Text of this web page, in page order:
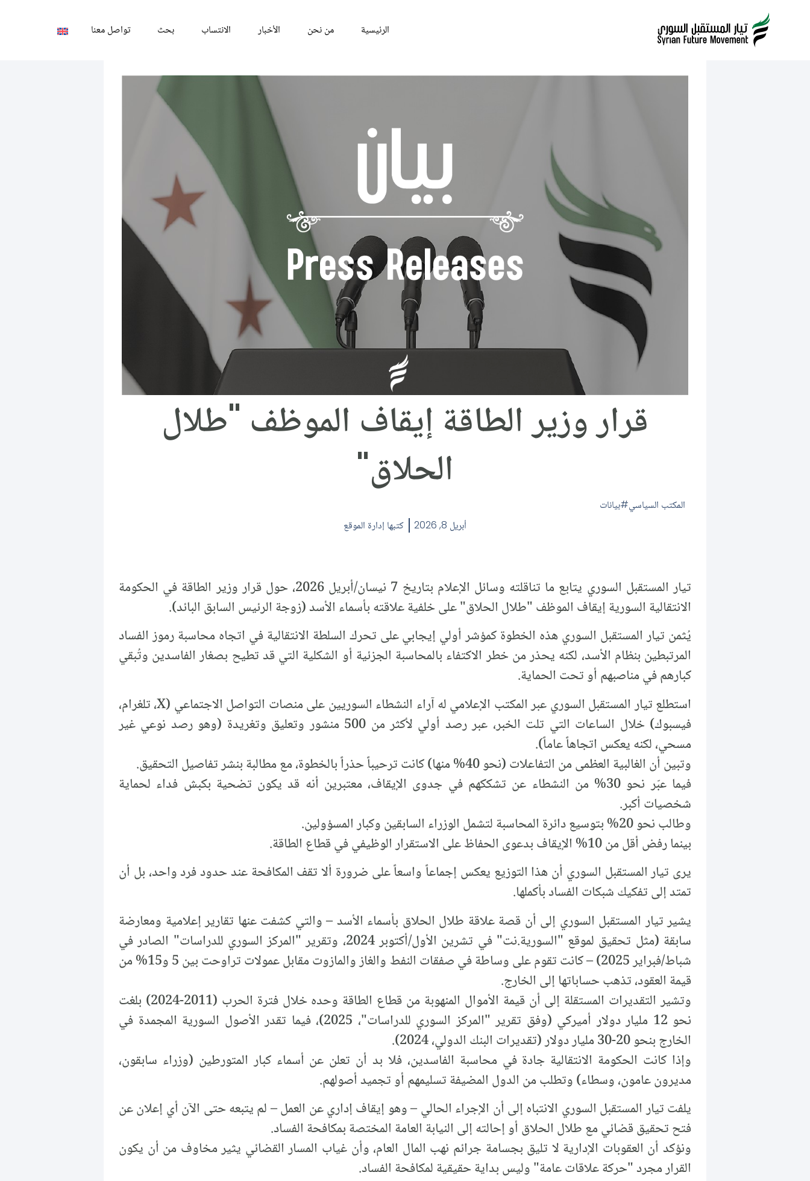
الرئيسية من نحن الأخبار الانتساب بحث تواصل معنا
قرار وزير الطاقة إيقاف الموظف "طلال
الحلاق"
المكتب السياسي
بيانات
أبريل 8, 2026
كتبها إدارة الموقع
تيار المستقبل السوري يتابع ما تناقلته وسائل الإعلام بتاريخ 7 نيسان/أبريل 2026، حول قرار وزير الطاقة في الحكومة
الانتقالية السورية إيقاف الموظف "طلال الحلاق" على خلفية علاقته بأسماء الأسد (زوجة الرئيس السابق البائد).
يُثمن تيار المستقبل السوري هذه الخطوة كمؤشر أولي إيجابي على تحرك السلطة الانتقالية في اتجاه محاسبة رموز الفساد
المرتبطين بنظام الأسد، لكنه يحذر من خطر الاكتفاء بالمحاسبة الجزئية أو الشكلية التي قد تطيح بصغار الفاسدين وتُبقي
كبارهم في مناصبهم أو تحت الحماية.
استطلع تيار المستقبل السوري عبر المكتب الإعلامي له آراء النشطاء السوريين على منصات التواصل الاجتماعي (X، تلغرام،
فيسبوك) خلال الساعات التي تلت الخبر، عبر رصد أولي لأكثر من 500 منشور وتعليق وتغريدة (وهو رصد نوعي غير
مسحي، لكنه يعكس اتجاهاً عاماً).
وتبين أن الغالبية العظمى من التفاعلات (نحو 40% منها) كانت ترحيباً حذراً بالخطوة، مع مطالبة بنشر تفاصيل التحقيق.
فيما عبّر نحو 30% من النشطاء عن تشككهم في جدوى الإيقاف، معتبرين أنه قد يكون تضحية بكبش فداء لحماية
شخصيات أكبر.
وطالب نحو 20% بتوسيع دائرة المحاسبة لتشمل الوزراء السابقين وكبار المسؤولين.
بينما رفض أقل من 10% الإيقاف بدعوى الحفاظ على الاستقرار الوظيفي في قطاع الطاقة.
يرى تيار المستقبل السوري أن هذا التوزيع يعكس إجماعاً واسعاً على ضرورة ألا تقف المكافحة عند حدود فرد واحد، بل أن
تمتد إلى تفكيك شبكات الفساد بأكملها.
يشير تيار المستقبل السوري إلى أن قصة علاقة طلال الحلاق بأسماء الأسد – والتي كشفت عنها تقارير إعلامية ومعارضة
سابقة (مثل تحقيق لموقع "السورية.نت" في تشرين الأول/أكتوبر 2024، وتقرير "المركز السوري للدراسات" الصادر في
شباط/فبراير 2025) – كانت تقوم على وساطة في صفقات النفط والغاز والمازوت مقابل عمولات تراوحت بين 5 و15% من
قيمة العقود، تذهب حساباتها إلى الخارج.
وتشير التقديرات المستقلة إلى أن قيمة الأموال المنهوبة من قطاع الطاقة وحده خلال فترة الحرب (2011-2024) بلغت
نحو 12 مليار دولار أميركي (وفق تقرير "المركز السوري للدراسات"، 2025)، فيما تقدر الأصول السورية المجمدة في
الخارج بنحو 20-30 مليار دولار (تقديرات البنك الدولي، 2024).
وإذا كانت الحكومة الانتقالية جادة في محاسبة الفاسدين، فلا بد أن تعلن عن أسماء كبار المتورطين (وزراء سابقون،
مديرون عامون، وسطاء) وتطلب من الدول المضيفة تسليمهم أو تجميد أصولهم.
يلفت تيار المستقبل السوري الانتباه إلى أن الإجراء الحالي – وهو إيقاف إداري عن العمل – لم يتبعه حتى الآن أي إعلان عن
فتح تحقيق قضائي مع طلال الحلاق أو إحالته إلى النيابة العامة المختصة بمكافحة الفساد.
ونؤكد أن العقوبات الإدارية لا تليق بجسامة جرائم نهب المال العام، وأن غياب المسار القضائي يثير مخاوف من أن يكون
القرار مجرد "حركة علاقات عامة" وليس بداية حقيقية لمكافحة الفساد.